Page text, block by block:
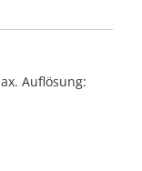
Auflösung: